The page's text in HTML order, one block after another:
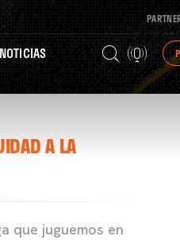
A LA
que juguemos en